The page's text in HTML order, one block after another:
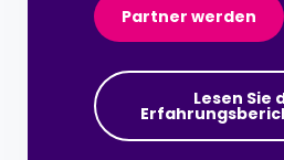
Partner werden
Lesen Sie